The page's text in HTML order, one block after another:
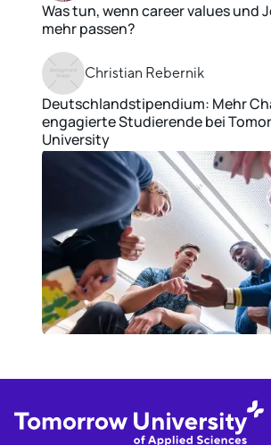
Was tun, wenn career values und
mehr passen?
Christian Rebernik
Deutschlandstipendium: Mehr
engagierte Studierende bei
University